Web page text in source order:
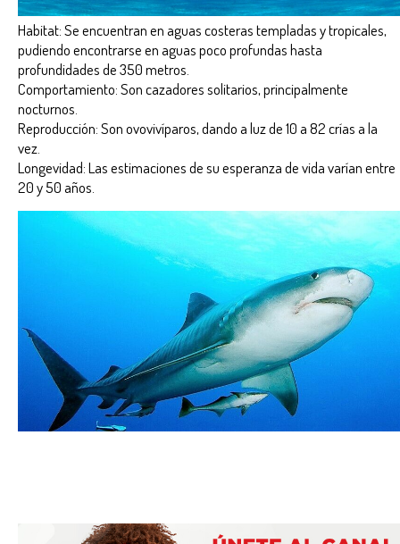
Habitat: Se encuentran en aguas costeras templadas y tropicales,
pudiendo encontrarse en aguas poco profundas hasta
profundidades de 350 metros.
Comportamiento: Son cazadores solitarios, principalmente
nocturnos.
Reproducción: Son ovovivíparos, dando a luz de 10 a 82 crías a la
vez.
Longevidad: Las estimaciones de su esperanza de vida varían entre
20 y 50 años.